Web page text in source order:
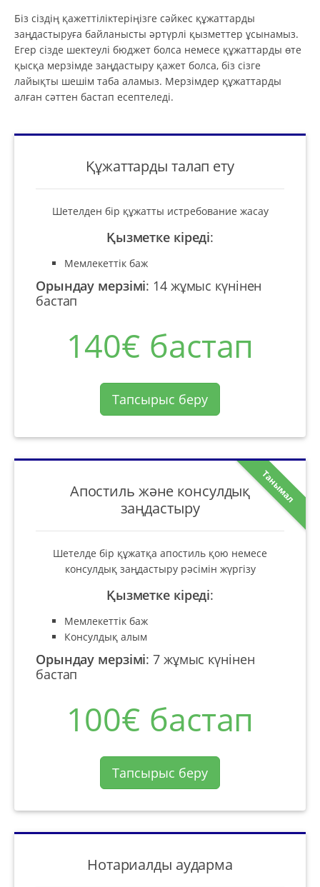
Біз сіздің қажеттіліктеріңізге сәйкес құжаттарды
заңдастыруға байланысты әртүрлі қызметтер ұсынамыз.
Егер сізде шектеулі бюджет болса немесе құжаттарды өте
қысқа мерзімде заңдастыру қажет болса, біз сізге
лайықты шешім таба аламыз. Мерзімдер құжаттарды
алған сәттен бастап есептеледі.
Құжаттарды талап ету
Шетелден бір құжатты истребование жасау
Қызметке кіреді:
Мемлекеттік баж
Орындау мерзімі: 14 жұмыс күнінен
бастап
140€ бастап
Тапсырыс беру
Танымал
Апостиль және консулдық
заңдастыру
Шетелде бір құжатқа апостиль қою немесе
консулдық заңдастыру рәсімін жүргізу
Қызметке кіреді:
Мемлекеттік баж
Консулдық алым
Орындау мерзімі:7 жұмыс күнінен
бастап
100€ бастап
Тапсырыс беру
Нотариалды аударма